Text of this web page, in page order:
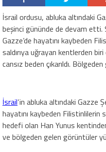
İsrail ordusu, abluka altındaki
beşinci gününde de devam etti.
Gazze’de hayatını kaybeden
saldırıya uğrayan kentlerden
cansız beden çıkarıldı.
İsrail‘in abluka altındaki Gazze
hayatını kaybeden Filistinlilerin
hedefi olan Han Yunus kentinden
ve bölgeden gelen görüntüler